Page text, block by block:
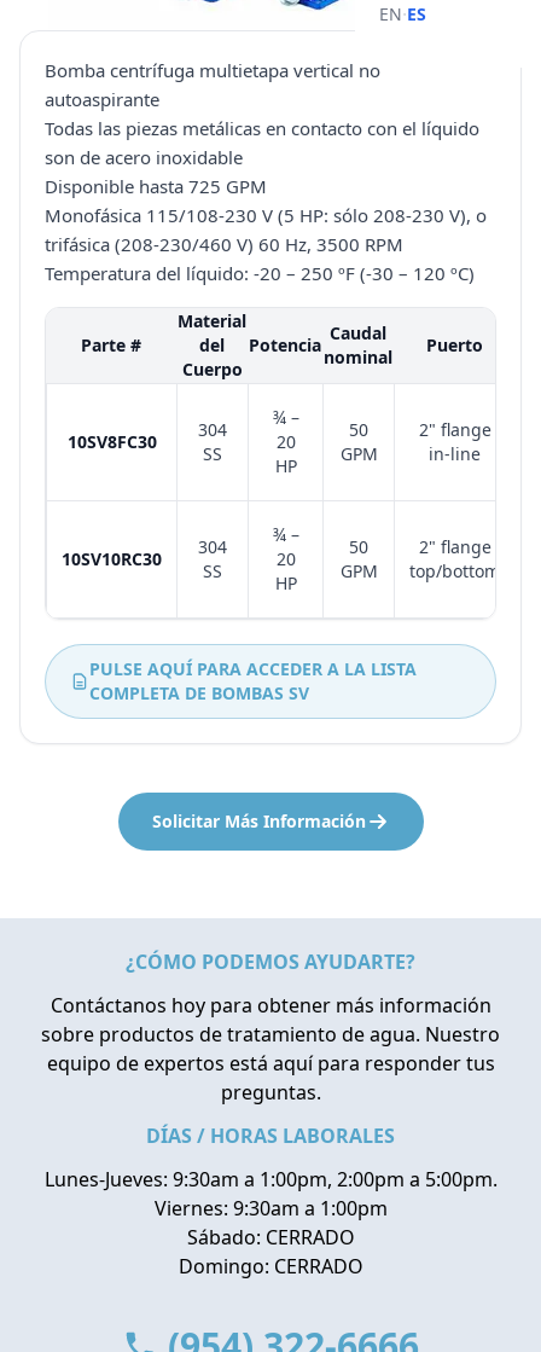
EN·ES
Bomba centrífuga multietapa vertical no
autoaspirante
Todas las piezas metálicas en contacto con el líquido
son de acero inoxidable
Disponible hasta 725 GPM
Monofásica 115/108-230 V (5 HP: sólo 208-230 V), o
trifásica (208-230/460 V) 60 Hz, 3500 RPM
Temperatura del líquido: -20 – 250 ºF (-30 – 120 ºC)
Parte #
Material
del
Cuerpo
Potencia
Caudal
nominal
Puerto
10SV8FC30
304
SS
¾ –
20
HP
50
GPM
2" flange
in-line
10SV10RC30
304
SS
¾ –
20
HP
50
GPM
2" flange
top/bottom
PULSE AQUÍ PARA ACCEDER A LA LISTA
COMPLETA DE BOMBAS SV
Solicitar Más Información
¿CÓMO PODEMOS AYUDARTE?
Contáctanos hoy para obtener más información
sobre productos de tratamiento de agua. Nuestro
equipo de expertos está aquí para responder tus
preguntas.
DÍAS / HORAS LABORALES
Lunes-Jueves: 9:30am a 1:00pm, 2:00pm a 5:00pm.
Viernes: 9:30am a 1:00pm
Sábado: CERRADO
Domingo: CERRADO